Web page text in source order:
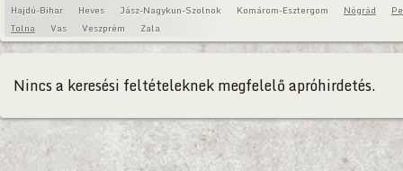
Hajdú-Bihar
Heves Jász-Nagykun-Szolnok Komárom-Esztergom Nógrád
Tolna
Vas Veszprém Zala
Nincs a keresési feltételeknek megfelelő apróhirdetés.